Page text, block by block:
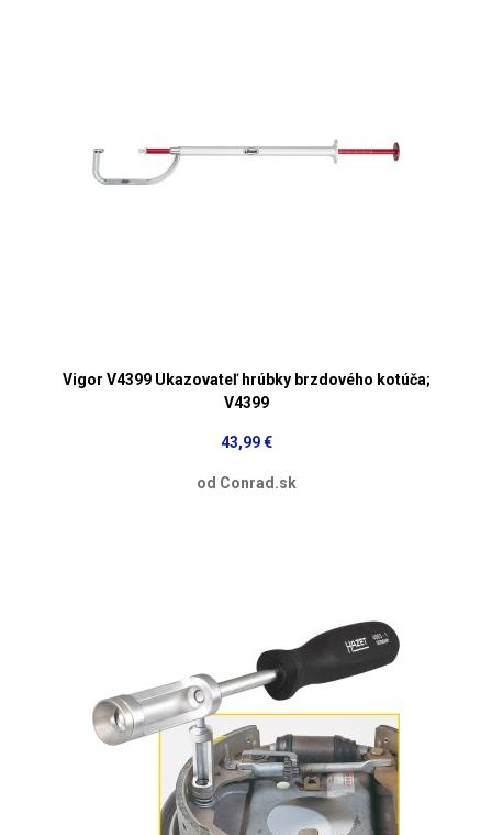
Vigor V4399 Ukazovateľ hrúbky brzdového kotúča;
V4399
43,99 €
od Conrad.sk